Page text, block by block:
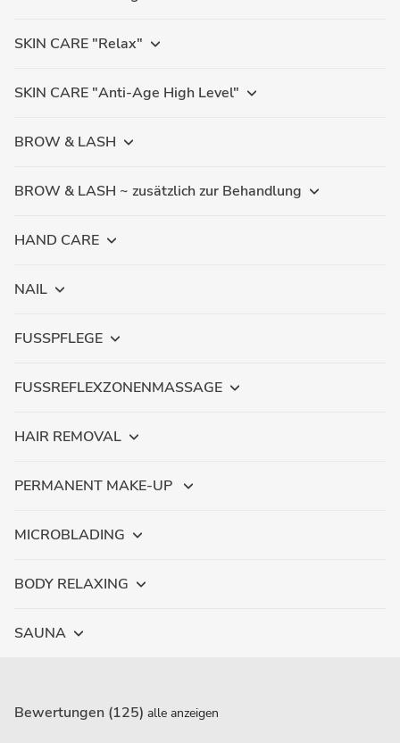
SKIN CARE "Relax"
SKIN CARE "Anti-Age High Level"
BROW & LASH
BROW & LASH ~ zusätzlich zur Behandlung
HAND CARE
NAIL
FUSSPFLEGE
FUSSREFLEXZONENMASSAGE
HAIR REMOVAL
PERMANENT MAKE-UP
MICROBLADING
BODY RELAXING
SAUNA
Bewertungen (125) alle anzeigen